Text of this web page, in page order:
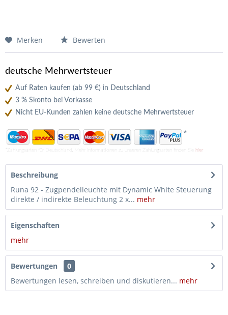
Merken Bewerten
deutsche Mehrwertsteuer
Auf Raten kaufen (ab 99 €) in Deutschland
3 % Skonto bei Vorkasse
Nicht EU-Kunden zahlen keine deutsche Mehrwertsteuer
*
*Zahlungsarten für Deutschland. Mehr Informationen zu unseren Zahlungsarten finden Sie hier
Beschreibung
Runa 92 - Zugpendelleuchte mit Dynamic White Steuerung
direkte / indirekte Beleuchtung 2 x... mehr
Eigenschaften
mehr
Bewertungen
0
Bewertungen lesen, schreiben und diskutieren... mehr